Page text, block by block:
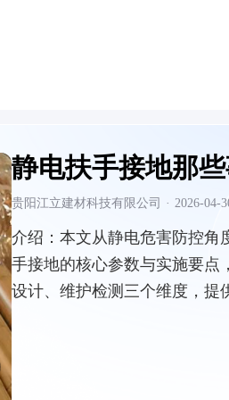
静电扶手接地那
贵阳江立建材科技有限公司 · 2026-04-
介绍： 本文从静电危害防控角
手接地的核心参数与实施要点
设计、维护检测三个维度，提